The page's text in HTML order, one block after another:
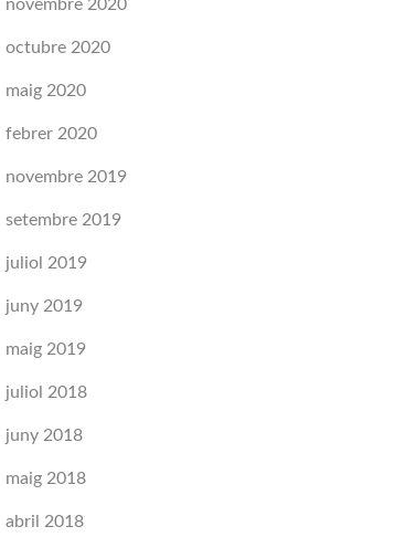
novembre 2020
octubre 2020
maig 2020
febrer 2020
novembre 2019
setembre 2019
juliol 2019
juny 2019
maig 2019
juliol 2018
juny 2018
maig 2018
abril 2018